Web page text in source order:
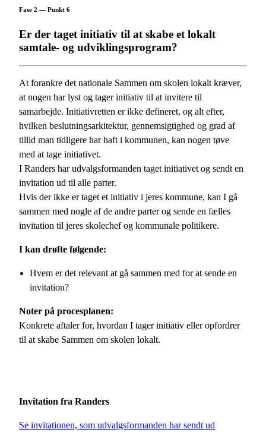
Fase 2 — Punkt 6
Er der taget initiativ til at skabe et lokalt
samtale- og udviklingsprogram?
At forankre det nationale Sammen om skolen lokalt kræver,
at nogen har lyst og tager initiativ til at invitere til
samarbejde. Initiativretten er ikke defineret, og alt efter,
hvilken beslutningsarkitektur, gennemsigtighed og grad af
tillid man tidligere har haft i kommunen, kan nogen tøve
med at tage initiativet.
I Randers har udvalgsformanden taget initiativet og sendt en
invitation ud til alle parter.
Hvis der ikke er taget et initiativ i jeres kommune, kan I gå
sammen med nogle af de andre parter og sende en fælles
invitation til jeres skolechef og kommunale politikere.
I kan drøfte følgende:
Hvem er det relevant at gå sammen med for at sende en
invitation?
Noter på procesplanen:
Konkrete aftaler for, hvordan I tager initiativ eller opfordrer
til at skabe Sammen om skolen lokalt.
Invitation fra Randers
Se invitationen, som udvalgsformanden har sendt ud